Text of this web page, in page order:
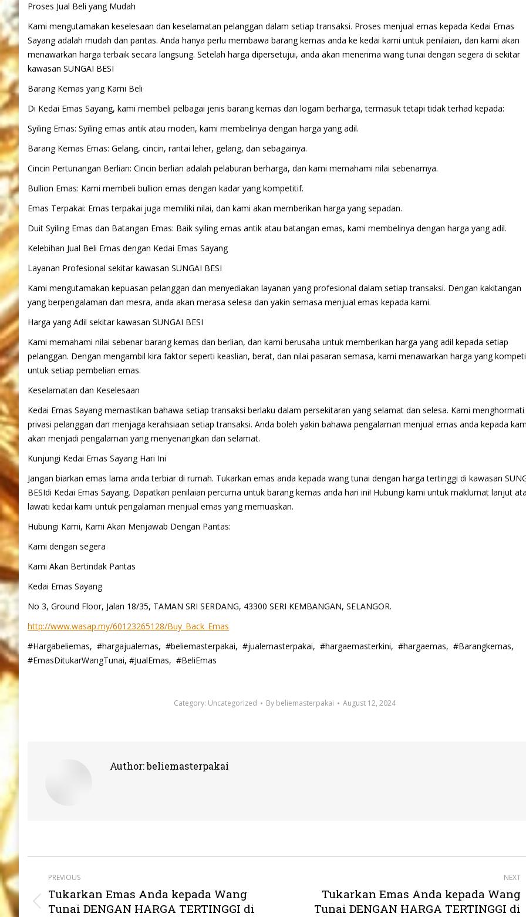
Proses Jual Beli yang Mudah
Kami mengutamakan keselesaan dan keselamatan pelanggan dalam setiap transaksi. Proses menjual emas kepada Kedai Emas
Sayang adalah mudah dan pantas. Anda hanya perlu membawa barang kemas anda ke kedai kami untuk penilaian, dan kami akan
menawarkan harga terbaik secara langsung. Setelah harga dipersetujui, anda akan menerima wang tunai dengan segera di sekitar
kawasan SUNGAI BESI
Barang Kemas yang Kami Beli
Di Kedai Emas Sayang, kami membeli pelbagai jenis barang kemas dan logam berharga, termasuk tetapi tidak terhad kepada:
Syiling Emas: Syiling emas antik atau moden, kami membelinya dengan harga yang adil.
Barang Kemas Emas: Gelang, cincin, rantai leher, gelang, dan sebagainya.
Cincin Pertunangan Berlian: Cincin berlian adalah pelaburan berharga, dan kami memahami nilai sebenarnya.
Bullion Emas: Kami membeli bullion emas dengan kadar yang kompetitif.
Emas Terpakai: Emas terpakai juga memiliki nilai, dan kami akan memberikan harga yang sepadan.
Duit Syiling Emas dan Batangan Emas: Baik syiling emas antik atau batangan emas, kami membelinya dengan harga yang adil.
Kelebihan Jual Beli Emas dengan Kedai Emas Sayang
Layanan Profesional sekitar kawasan SUNGAI BESI
Kami mengutamakan kepuasan pelanggan dan menyediakan layanan yang profesional dalam setiap transaksi. Dengan kakitangan
yang berpengalaman dan mesra, anda akan merasa selesa dan yakin semasa menjual emas kepada kami.
Harga yang Adil sekitar kawasan SUNGAI BESI
Kami memahami nilai sebenar barang kemas dan berlian, dan kami berusaha untuk memberikan harga yang adil kepada setiap
pelanggan. Dengan mengambil kira faktor seperti keaslian, berat, dan nilai pasaran semasa, kami menawarkan harga yang
untuk setiap pembelian emas.
Keselamatan dan Keselesaan
Kedai Emas Sayang memastikan bahawa setiap transaksi berlaku dalam persekitaran yang selamat dan selesa. Kami menghormati
privasi pelanggan dan menjaga kerahsiaan setiap transaksi. Anda boleh yakin bahawa pengalaman menjual emas anda kepada
akan menjadi pengalaman yang menyenangkan dan selamat.
Kunjungi Kedai Emas Sayang Hari Ini
Jangan biarkan emas lama anda terbiar di rumah. Tukarkan emas anda kepada wang tunai dengan harga tertinggi di kawasan
BESIdi Kedai Emas Sayang. Dapatkan penilaian percuma untuk barang kemas anda hari ini! Hubungi kami untuk maklumat lanjut
lawati kedai kami untuk pengalaman menjual emas yang memuaskan.
Hubungi Kami, Kami Akan Menjawab Dengan Pantas:
Kami dengan segera
Kami Akan Bertindak Pantas
Kedai Emas Sayang
No 3, Ground Floor, Jalan 18/35, TAMAN SRI SERDANG, 43300 SERI KEMBANGAN, SELANGOR.
http://www.wasap.my/60123265128/Buy_Back_Emas
#Hargabeliemas, #hargajualemas, #beliemasterpakai, #jualemasterpakai, #hargaemasterkini, #hargaemas, #Barangkemas,
#EmasDitukarWangTunai, #JualEmas, #BeliEmas
Category: Uncategorized By beliemasterpakai August 12, 2024
Author:beliemasterpakai
navigation
PREVIOUS
Previous
Tukarkan Emas Anda kepada Wang
Tunai DENGAN HARGA TERTINGGI di
NEXT
Next
Tukarkan Emas Anda kepada Wang
Tunai DENGAN HARGA TERTINGGI di